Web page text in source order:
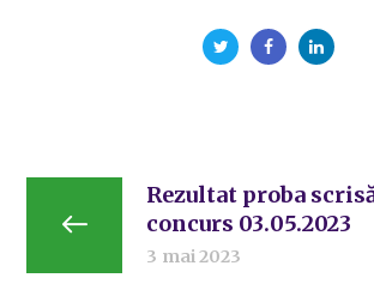
Rezultat proba
concurs 03.05.2023
3 mai 2023